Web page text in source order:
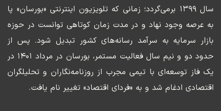
سال ۱۳۹۹ برمی‌گردد؛ زمانی که تلویزیون اینترنتی «بورسان» پا
به عرصه وجود نهاد و در مدت زمان کوتاهی توانست در حوزه
بازار سرمایه به سرآمد رسانه‌های کشور تبدیل شود. پس از
حدود دو و نیم سال فعالیت مستمر، بورسان در مرداد ۱۴۰۱ در
یک فاز توسعه‌ای با تیمی مجرب از روزنامه‌نگاران و تحلیلگران
اقتصادی ادغام شد و به «فردای اقتصاد» تغییر نام یافت.